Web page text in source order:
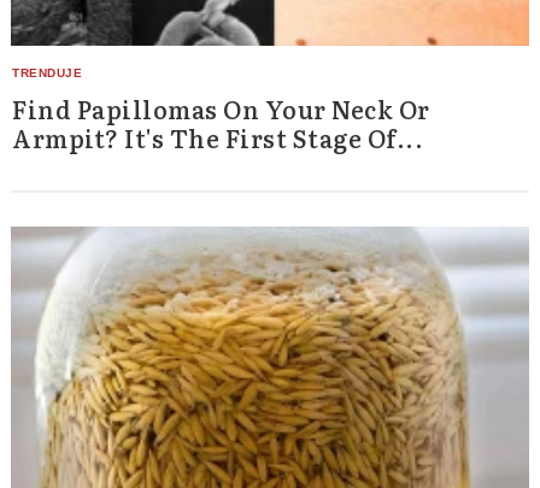
Find Papillomas On Your Neck Or
Armpit? It's The First Stage Of...